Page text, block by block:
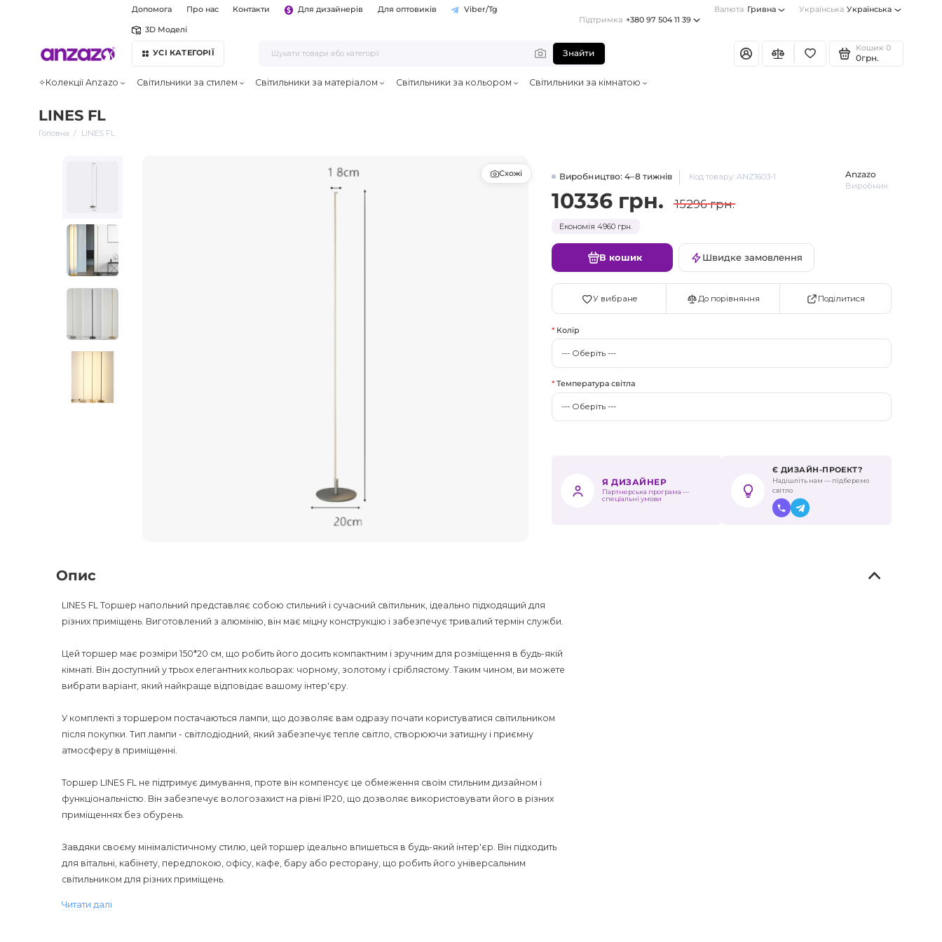
Допомога Про нас Контакти Для дизайнерів Для оптовиків Viber/Tg
3D Моделі
Підтримка +380 97 504 11 39
Валюта Гривна Українська Українська
УСІ КАТЕГОРІЇ Знайти
Кошик 0
0грн.
✧Колекції Anzazo Світильники за стилем Світильники за матеріалом Світильники за кольором Світильники за кімнатою
LINES FL
Головна LINES FL
Схожі Виробництво: 4–8 тижнів Код товару: ANZ1603-1
Anzazo
Виробник
10336 грн. 15296 грн.
Економія 4960 грн.
В кошик Швидке замовлення
У вибране До порівняння Поділитися
Колір
Температура світла
Я ДИЗАЙНЕР
Партнерська програма —
спеціальні умови
Є ДИЗАЙН-ПРОЕКТ?
Надішліть нам — підберемо
світло
Опис
LINES FL Торшер напольний представляє собою стильний і сучасний світильник, ідеально підходящий для
різних приміщень. Виготовлений з алюмінію, він має міцну конструкцію і забезпечує тривалий термін служби.
Цей торшер має розміри 150*20 см, що робить його досить компактним і зручним для розміщення в будь-якій
кімнаті. Він доступний у трьох елегантних кольорах: чорному, золотому і сріблястому. Таким чином, ви можете
вибрати варіант, який найкраще відповідає вашому інтер'єру.
У комплекті з торшером постачаються лампи, що дозволяє вам одразу почати користуватися світильником
після покупки. Тип лампи - світлодіодний, який забезпечує тепле світло, створюючи затишну і приємну
атмосферу в приміщенні.
Торшер LINES FL не підтримує димування, проте він компенсує це обмеження своїм стильним дизайном і
функціональністю. Він забезпечує вологозахист на рівні IP20, що дозволяє використовувати його в різних
приміщеннях без обурень.
Завдяки своєму мінімалістичному стилю, цей торшер ідеально впишеться в будь-який інтер'єр. Він підходить
для вітальні, кабінету, передпокою, офісу, кафе, бару або ресторану, що робить його універсальним
світильником для різних приміщень.
LINES FL Торшер напольний не тільки забезпечить функціональне освітлення, але й стане стильним акцентом в
Читати далі